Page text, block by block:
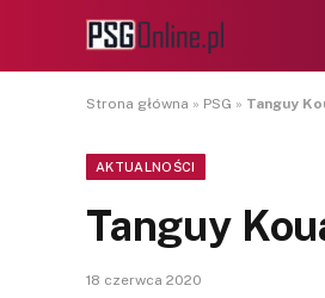
Strona główna » PSG » Tanguy
AKTUALNOŚCI
Tanguy
18 czerwca 2020